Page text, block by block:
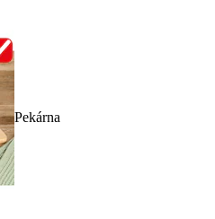
Pekárna